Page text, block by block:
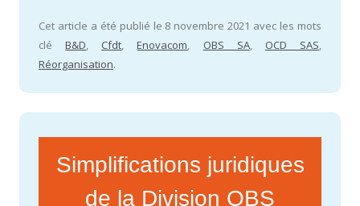
Cet article a été publié le 8 novembre 2021 avec les mots
cléB&D, Cfdt,Enovacom, OBS SA, OCD SAS,
Réorganisation.
Simplifications juridiques
de la Division OBS